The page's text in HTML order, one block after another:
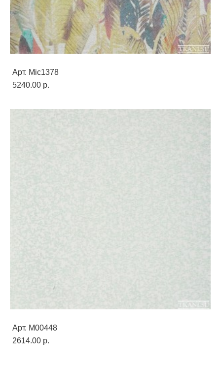
Арт. Mic1378
5240.00 p.
Арт. M00448
2614.00 p.